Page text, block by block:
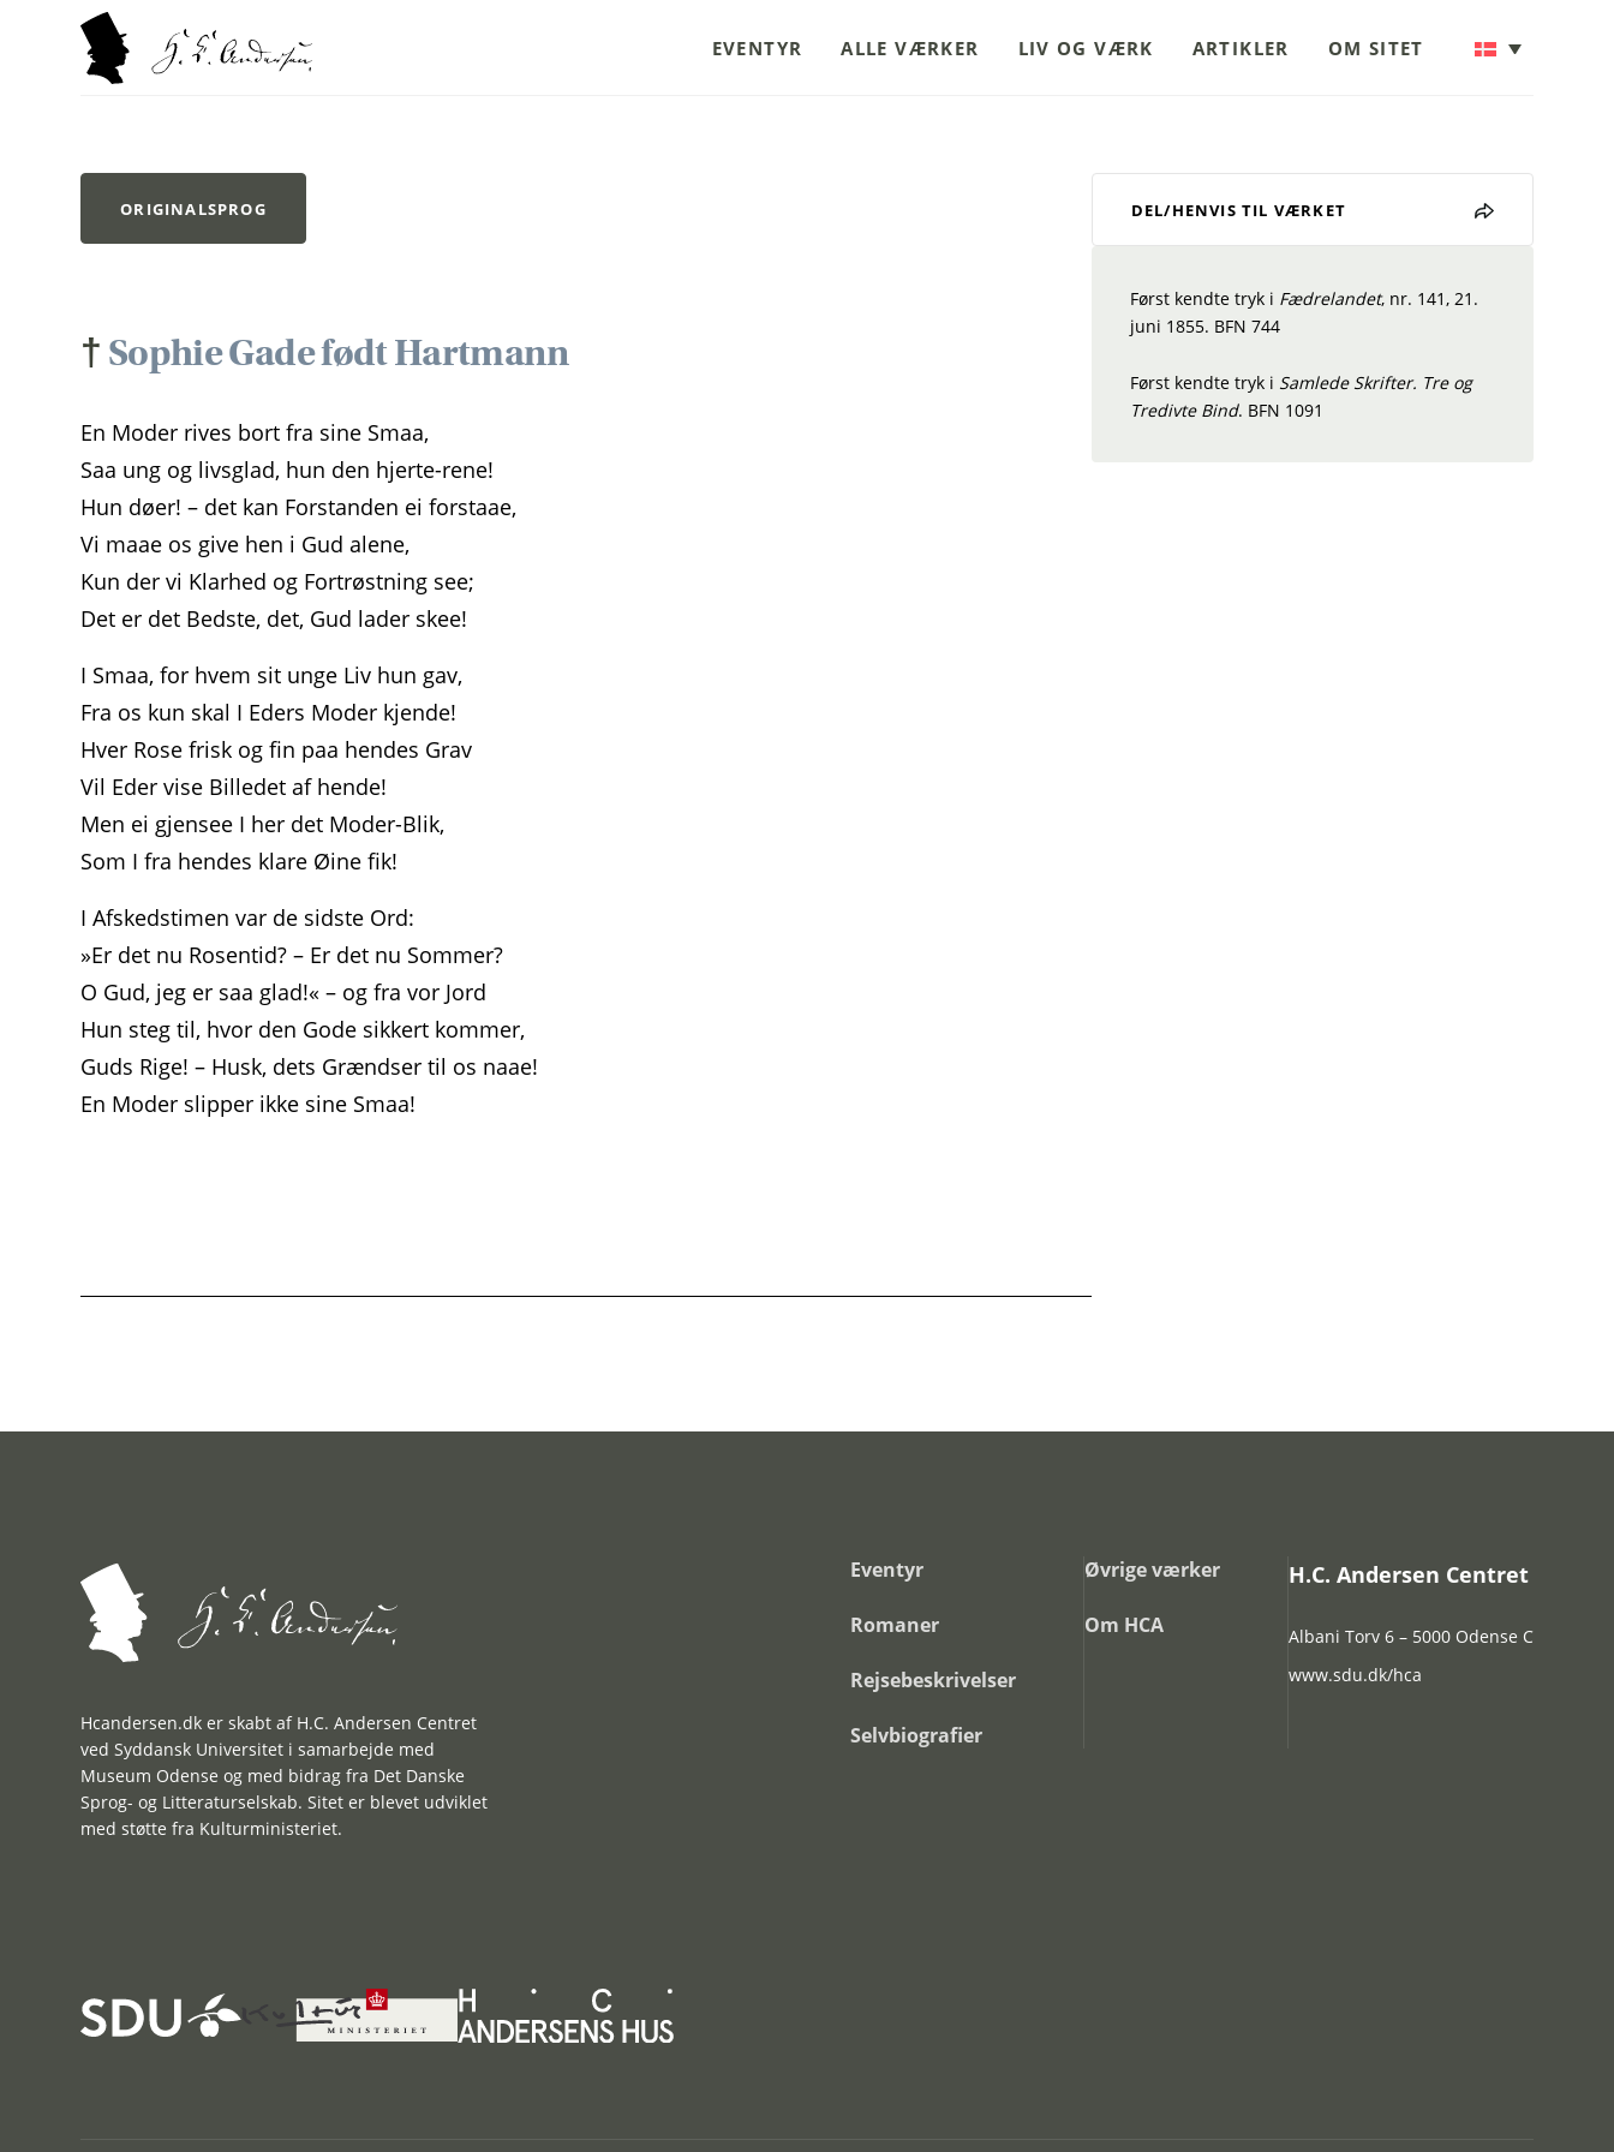
EVENTYR ALLE VÆRKER LIV OG VÆRK ARTIKLER OM SITET
ORIGINALSPROG
† Sophie Gade født Hartmann
En Moder rives bort fra sine Smaa,
Saa ung og livsglad, hun den hjerte-rene!
Hun døer! – det kan Forstanden ei forstaae,
Vi maae os give hen i Gud alene,
Kun der vi Klarhed og Fortrøstning see;
Det er det Bedste, det, Gud lader skee!
I Smaa, for hvem sit unge Liv hun gav,
Fra os kun skal I Eders Moder kjende!
Hver Rose frisk og fin paa hendes Grav
Vil Eder vise Billedet af hende!
Men ei gjensee I her det Moder-Blik,
Som I fra hendes klare Øine fik!
I Afskedstimen var de sidste Ord:
»Er det nu Rosentid? – Er det nu Sommer?
O Gud, jeg er saa glad!« – og fra vor Jord
Hun steg til, hvor den Gode sikkert kommer,
Guds Rige! – Husk, dets Grændser til os naae!
En Moder slipper ikke sine Smaa!
DEL/HENVIS TIL VÆRKET
Først kendte tryk i Fædrelandet, nr. 141, 21.
juni 1855. BFN 744
Først kendte tryk i Samlede Skrifter. Tre og
Tredivte Bind. BFN 1091
Hcandersen.dk er skabt af H.C. Andersen Centret
ved Syddansk Universitet i samarbejde med
Museum Odense og med bidrag fra Det Danske
Sprog- og Litteraturselskab. Sitet er blevet udviklet
med støtte fra Kulturministeriet.
Eventyr
Romaner
Rejsebeskrivelser
Selvbiografier
Øvrige værker
Om HCA
H.C. Andersen Centret
Albani Torv 6 – 5000 Odense C
www.sdu.dk/hca